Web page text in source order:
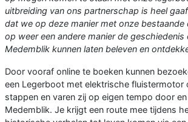
uitbreiding van ons partnerschap is heel
dat we op deze manier met onze bestaande
op weer een andere manier de geschiedenis
Medemblik kunnen laten beleven en
Door vooraf online te boeken kunnen
een Legerboot met elektrische fluistermotor
stappen en varen zij op eigen tempo door
Medemblik. Je krijgt een route mee tijdens